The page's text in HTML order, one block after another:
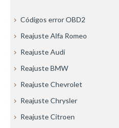
Códigos error OBD2
Reajuste Alfa Romeo
Reajuste Audi
Reajuste BMW
Reajuste Chevrolet
Reajuste Chrysler
Reajuste Citroen